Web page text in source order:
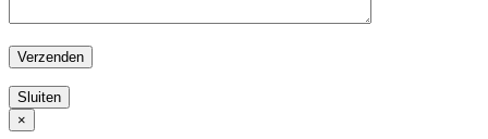
Sluiten
×